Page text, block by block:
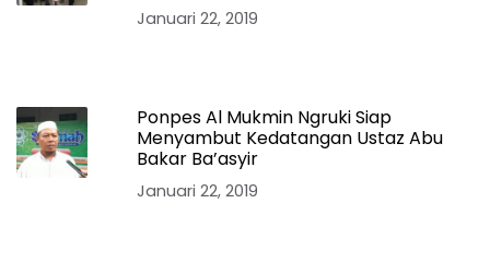
Januari 22, 2019
Ponpes Al Mukmin Ngruki Siap
Menyambut Kedatangan Ustaz Abu
Bakar Ba’asyir
Januari 22, 2019